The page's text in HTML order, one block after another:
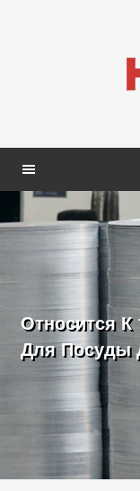
Относится
Для Посуды